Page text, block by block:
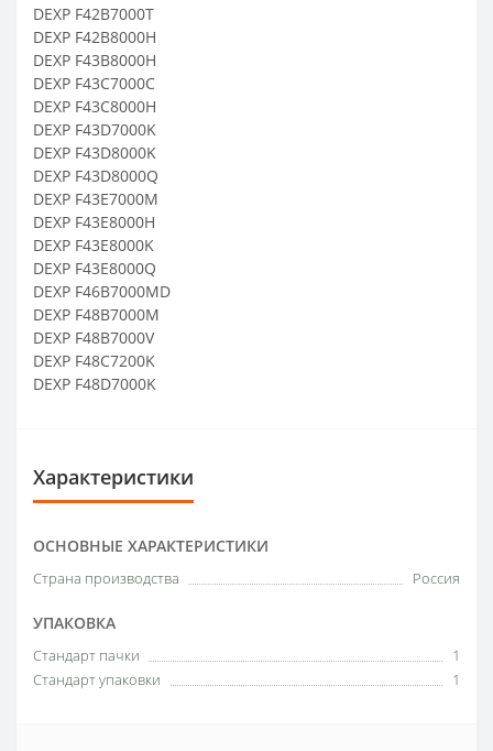
DEXP F42B7000T
DEXP F42B8000H
DEXP F43B8000H
DEXP F43C7000C
DEXP F43C8000H
DEXP F43D7000K
DEXP F43D8000K
DEXP F43D8000Q
DEXP F43E7000M
DEXP F43E8000H
DEXP F43E8000K
DEXP F43E8000Q
DEXP F46B7000MD
DEXP F48B7000M
DEXP F48B7000V
DEXP F48C7200K
DEXP F48D7000K
Характеристики
ОСНОВНЫЕ ХАРАКТЕРИСТИКИ
Страна производства Россия
УПАКОВКА
Стандарт пачки
1
Стандарт упаковки
1